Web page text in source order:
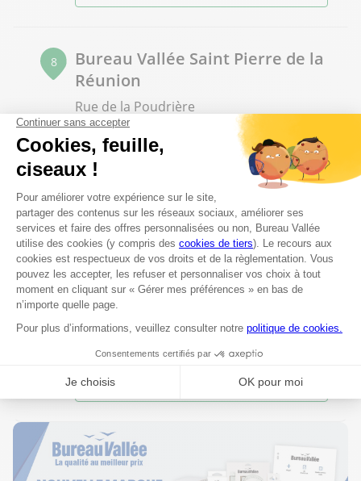
8
Bureau Vallée Saint Pierre de la
Réunion
Rue de la Poudrière
97410 Saint Pierre de la Réunion
Fermé actuellement
Voir plus
9 Bureau Vallée St Leu
9 rue Canne Bambou Piton-Saint-Leu
97424 Saint Leu
Fermé actuellement
02 62 86 08 91
Voir plus